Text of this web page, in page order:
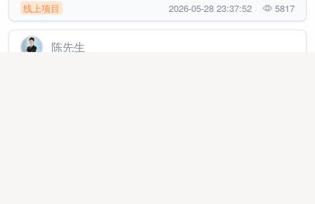
线上项目 2026-05-28 23:37:52 5817
陈先生